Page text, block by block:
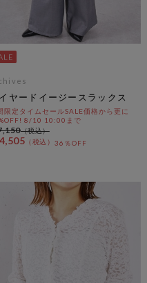
ヤードイージースラックス
限定タイムセールSALE価格から更に
8/10 10:00まで
36％OFF